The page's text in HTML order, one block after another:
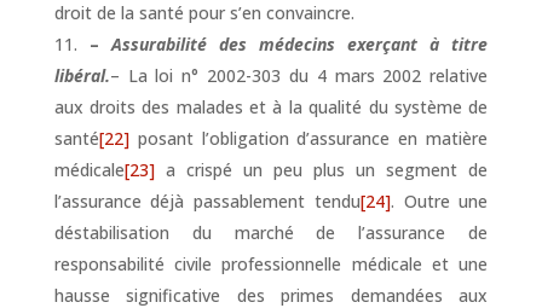
droit de la santé pour s’en convaincre.
–Assurabilité des médecins exerçant à titre
libéral.– La loi n° 2002-303 du 4 mars 2002 relative
aux droits des malades et à la qualité du système de
santé[22]posant l’obligation d’assurance en matière
médicale[23]a crispé un peu plus un segment de
l’assurance déjà passablement tendu[24]. Outre une
déstabilisation du marché de l’assurance de
responsabilité civile professionnelle médicale et une
hausse significative des primes demandées aux